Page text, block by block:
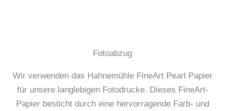
Fotoabzug
Wir verwenden das Hahnemühle FineArt Pearl Papier
für unsere langlebigen Fotodrucke. Dieses FineArt-
Papier besticht durch eine hervorragende Farb- und